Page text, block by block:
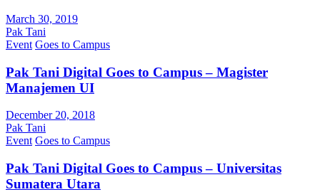
March 30, 2019
Pak Tani
Event Goes to Campus
Pak Tani Digital Goes to Campus – Magister
Manajemen UI
December 20, 2018
Pak Tani
Event Goes to Campus
Pak Tani Digital Goes to Campus – Universitas
Sumatera Utara